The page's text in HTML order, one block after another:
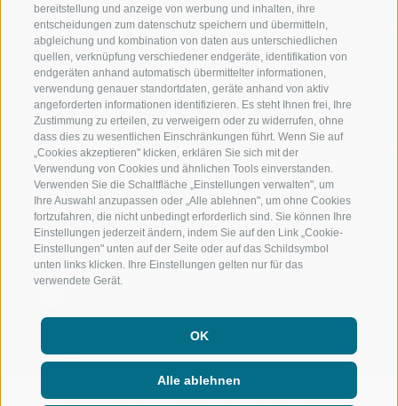
bereitstellung und anzeige von werbung und inhalten, ihre
entscheidungen zum datenschutz speichern und übermitteln,
abgleichung und kombination von daten aus unterschiedlichen
quellen, verknüpfung verschiedener endgeräte, identifikation von
endgeräten anhand automatisch übermittelter informationen,
verwendung genauer standortdaten, geräte anhand von aktiv
angeforderten informationen identifizieren. Es steht Ihnen frei, Ihre
Zustimmung zu erteilen, zu verweigern oder zu widerrufen, ohne
dass dies zu wesentlichen Einschränkungen führt. Wenn Sie auf
„Cookies akzeptieren" klicken, erklären Sie sich mit der
Verwendung von Cookies und ähnlichen Tools einverstanden.
Verwenden Sie die Schaltfläche „Einstellungen verwalten", um
Ihre Auswahl anzupassen oder „Alle ablehnen", um ohne Cookies
fortzufahren, die nicht unbedingt erforderlich sind. Sie können Ihre
Einstellungen jederzeit ändern, indem Sie auf den Link „Cookie-
Einstellungen" unten auf der Seite oder auf das Schildsymbol
unten links klicken. Ihre Einstellungen gelten nur für das
verwendete Gerät.
OK
Alle ablehnen
RIDNAUNTAL
BERGBAHNEN
SKISCHULE RATSCHINGS
LUISL'S SKISCHULE IN RATSCHINGS
HOCHALPINE
BIKEN
LANGLAUFEN
FOLGE UNS AUF SOCIAL MEDIA